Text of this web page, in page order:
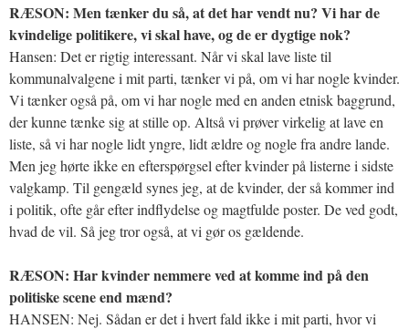
RÆSON: Men tænker du så, at det har vendt nu? Vi har de
kvindelige politikere, vi skal have, og de er dygtige nok?
Hansen: Det er rigtig interessant. Når vi skal lave liste til
kommunalvalgene i mit parti, tænker vi på, om vi har nogle kvinder.
Vi tænker også på, om vi har nogle med en anden etnisk baggrund,
der kunne tænke sig at stille op. Altså vi prøver virkelig at lave en
liste, så vi har nogle lidt yngre, lidt ældre og nogle fra andre lande.
Men jeg hørte ikke en efterspørgsel efter kvinder på listerne i sidste
valgkamp. Til gengæld synes jeg, at de kvinder, der så kommer ind
i politik, ofte går efter indflydelse og magtfulde poster. De ved godt,
hvad de vil. Så jeg tror også, at vi gør os gældende.
RÆSON: Har kvinder nemmere ved at komme ind på den
politiske scene end mænd?
HANSEN: Nej. Sådan er det i hvert fald ikke i mit parti, hvor vi